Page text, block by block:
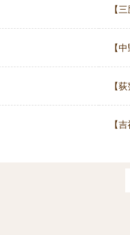
【
【
【
【